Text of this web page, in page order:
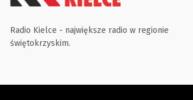
Radio Kielce - największe radio w regionie
świętokrzyskim.